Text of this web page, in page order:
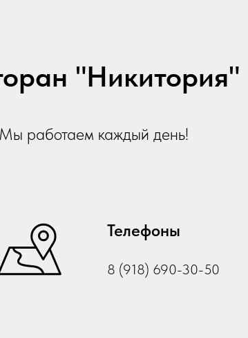
"Никитория"
Мы работаем каждый день!
Телефоны
8 (918) 690-30-50